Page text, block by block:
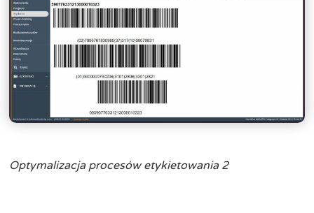
Optymalizacja procesów etykietowania 2